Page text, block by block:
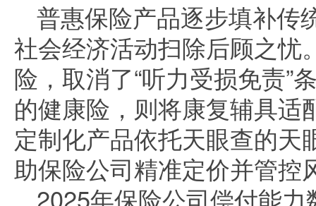
普惠保险产品逐步填补传
社会经济活动扫除后顾之忧
险，取消了“听力受损免责”
的健康险，则将康复辅具适
定制化产品依托天眼查的天
助保险公司精准定价并管控
2025年保险公司偿付能